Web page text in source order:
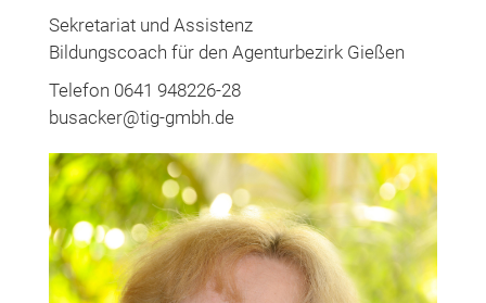
Sekretariat und Assistenz
Bildungscoach für den Agenturbezirk Gießen
Telefon 0641 948226-28
busacker@tig-gmbh.de